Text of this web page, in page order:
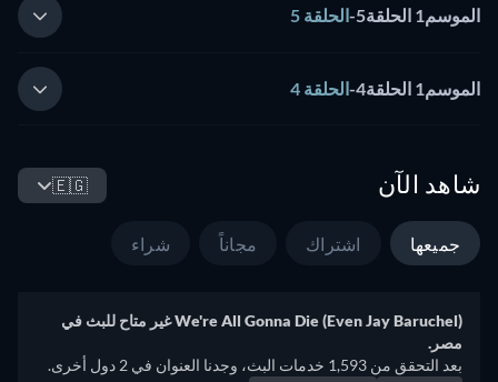
الموسم1 الحلقة5 -الحلقة 5
الموسم1 الحلقة4 -الحلقة 4
شاهد الآن 🇪🇬
جميعها اشتراك مجاناً شراء
We're All Gonna Die (Even Jay Baruchel) غير متاح للبث في
مصر.
بعد التحقق من 1,593 خدمات البث، وجدنا العنوان في 2 دول أخرى.